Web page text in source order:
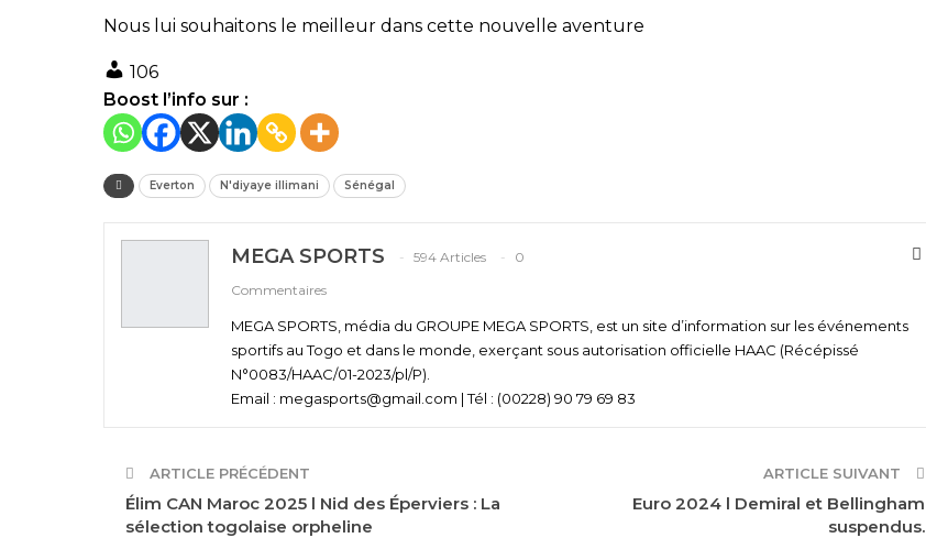
Nous lui souhaitons le meilleur dans cette nouvelle aventure
106
Boost l’info sur :
Everton N'diyaye illimani Sénégal
MEGA SPORTS 594 Articles
0
Commentaires
MEGA SPORTS, média du GROUPE MEGA SPORTS, est un site d’information sur les événements
sportifs au Togo et dans le monde, exerçant sous autorisation officielle HAAC (Récépissé
N°0083/HAAC/01-2023/pl/P).
Email : megasports@gmail.com | Tél : (00228) 90 79 69 83
ARTICLE PRÉCÉDENT
Élim CAN Maroc 2025 l Nid des Éperviers : La
sélection togolaise orpheline
ARTICLE SUIVANT
Euro 2024 l Demiral et Bellingham
suspendus.